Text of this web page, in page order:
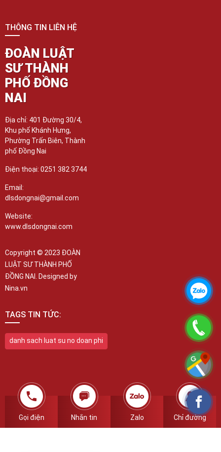
THÔNG TIN LIÊN HỆ
ĐOÀN LUẬT
SƯ THÀNH
PHỐ ĐỒNG
NAI
Địa chỉ: 401 Đường 30/4,
Khu phố Khánh Hưng,
Phường Trấn Biên, Thành
phố Đồng Nai
Điện thoại: 0251 382 3744
Email:
dlsdongnai@gmail.com
Website:
www.dlsdongnai.com
Copyright © 2023 ĐOÀN
LUẬT SƯ THÀNH PHỐ
ĐỒNG NAI. Designed by
Nina.vn
TAGS TIN TỨC:
danh sach luat su no doan phi
Gọi điện Nhắn tin Zalo Chỉ đường